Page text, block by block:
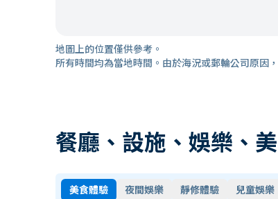
地圖上的位置僅供參考。
所有時間均為當地時間。由於海況或郵輪公司原因
餐廳、設施、娛樂、
美食體驗 夜間娛樂 靜修體驗 兒童娛樂